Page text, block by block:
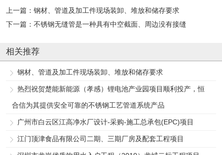
上一篇： 钢材、管道及加工件现场装卸、堆放和储存要求
下一篇： 不锈钢无缝管是一种具有中空截面、周边没有接缝
相关推荐
钢材、管道及加工件现场装卸、堆放和储存要求
热烈祝贺楚能新能源（孝感）锂电池产业园项目顺利投产，恒
合信为其提供安全可靠的不锈钢工艺管道系统产品
广州市白云区江高净水厂设计-采购-施工总承包(EPC)项目
江门顶津食品有限公司二期、三期厂房及配套工程项目